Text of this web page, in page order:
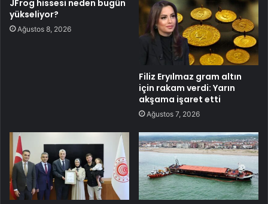
JFrog hissesi neden bugün
yükseliyor?
Ağustos 8, 2026
Filiz Eryılmaz gram altın
için rakam verdi: Yarın
akşama işaret etti
Ağustos 7, 2026